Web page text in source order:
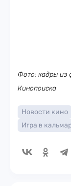
Фото: кадры из
Кинопоиска
Новости кино
Игра в